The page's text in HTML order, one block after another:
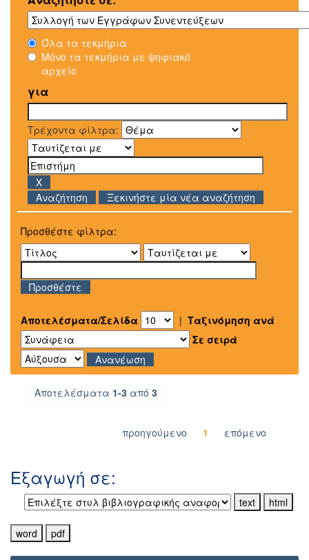
Όλα τα τεκμήρια
Μόνο τα τεκμήρια με ψηφιακό
αρχείο
για
Τρέχοντα φίλτρα:
Ξεκινήστε μία νέα αναζήτηση
Προσθέστε φίλτρα:
Αποτελέσματα/Σελίδα | Ταξινόμηση ανά
Σε σειρά
Αποτελέσματα 1-3 από 3
προηγούμενο 1 επόμενο
Εξαγωγή σε: